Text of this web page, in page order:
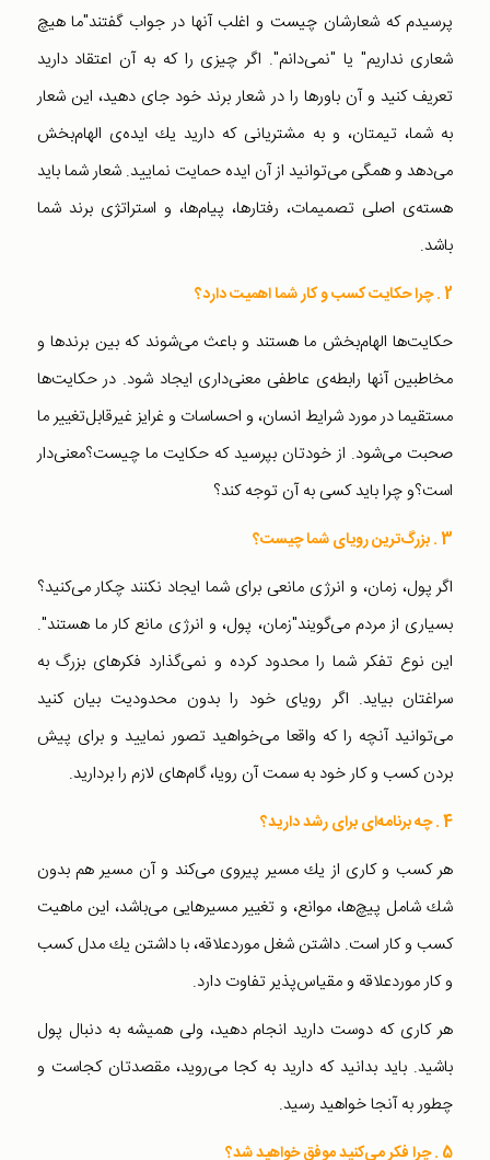
پرسیدم كه شعارشان چیست و اغلب آنها در جواب گفتند"ما هیچ
شعاری نداریم" یا "نمی‌دانم". اگر چیزی را كه به آن اعتقاد دارید
تعریف كنید و آن باورها را در شعار برند خود جای دهید، این شعار
به شما، تیمتان، و به مشتریانی كه دارید یك ایده‌ی الهام‌بخش
می‌دهد و همگی می‌توانید از آن ایده حمایت نمایید. شعار شما باید
هسته‌ی اصلی تصمیمات،‌ رفتارها، پیام‌ها، و استراتژی برند شما
باشد.
2 . چرا حكایت كسب و كار شما اهمیت دارد؟
حكایت‌ها الهام‌بخش ما هستند و باعث می‌شوند كه بین برندها و
مخاطبین آنها رابطه‌ی عاطفی معنی‌داری ایجاد شود. در حكایت‌ها
مستقیما در مورد شرایط انسان، و احساسات و غرایز غیرقابل‌تغییر ما
صحبت می‌شود. از خودتان بپرسید كه حكایت ما چیست؟معنی‌دار
است؟و چرا باید كسی به آن توجه كند؟
3 . بزرگ‌ترین رویای شما چیست؟
اگر پول، زمان، و انرژی مانعی برای شما ایجاد نكنند چكار می‌كنید؟
بسیاری از مردم می‌گویند"زمان، پول، و انرژی مانع كار ما هستند".
این نوع تفكر شما را محدود كرده و نمی‌گذارد فكرهای بزرگ به
سراغتان بیاید. اگر رویای خود را بدون محدودیت بیان كنید
می‌توانید آنچه را كه واقعا می‌خواهید تصور نمایید و برای پیش
بردن كسب و كار خود به سمت آن رویا، گام‌های لازم را بردارید.
4 . چه برنامه‌ای برای رشد دارید؟
هر كسب و كاری از یك مسیر پیروی می‌كند و آن مسیر هم بدون
شك شامل پیچ‌ها، موانع، و تغییر مسیرهایی می‌باشد، این ماهیت
كسب و كار است. داشتن شغل موردعلاقه، با داشتن یك مدل كسب
و كار موردعلاقه و مقیاس‌پذیر تفاوت دارد.
هر كاری كه دوست دارید انجام دهید، ولی همیشه به دنبال پول
باشید. باید بدانید كه دارید به كجا می‌روید، مقصدتان كجاست و
چطور به آنجا خواهید رسید.
5 . چرا فكر می‌كنید موفق خواهید شد؟